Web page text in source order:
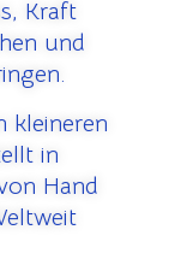
Kraft
und
kleineren
in
Hand